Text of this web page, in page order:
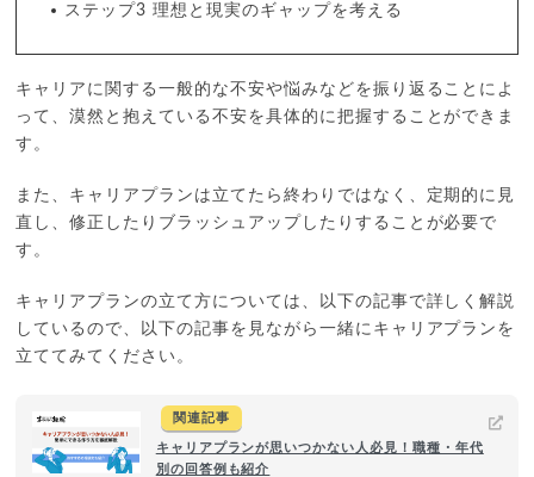
ステップ3 理想と現実のギャップを考える
キャリアに関する一般的な不安や悩みなどを振り返ることによ
って、漠然と抱えている不安を具体的に把握することができま
す。
また、キャリアプランは立てたら終わりではなく、定期的に見
直し、修正したりブラッシュアップしたりすることが必要で
す。
キャリアプランの立て方については、以下の記事で詳しく解説
しているので、以下の記事を見ながら一緒にキャリアプランを
立ててみてください。
関連記事
キャリアプランが思いつかない人必見！職種・年代
別の回答例も紹介